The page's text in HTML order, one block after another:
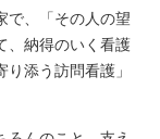
で、「その人の望
、納得のいく看護
添う訪問看護」